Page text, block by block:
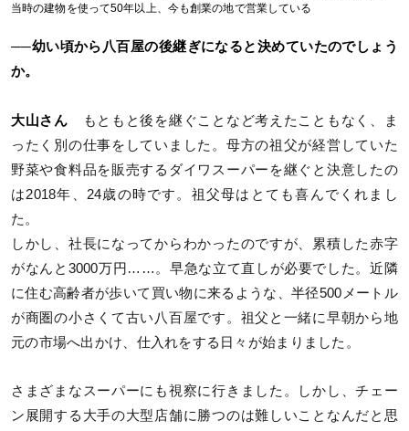
当時の建物を使って50年以上、今も創業の地で営業している
──幼い頃から八百屋の後継ぎになると決めていたのでしょう
か。
大山さん もともと後を継ぐことなど考えたこともなく、ま
ったく別の仕事をしていました。母方の祖父が経営していた
野菜や食料品を販売するダイワスーパーを継ぐと決意したの
は2018年、24歳の時です。祖父母はとても喜んでくれまし
た。
しかし、社長になってからわかったのですが、累積した赤字
がなんと3000万円……。早急な立て直しが必要でした。近隣
に住む高齢者が歩いて買い物に来るような、半径500メートル
が商圏の小さくて古い八百屋です。祖父と一緒に早朝から地
元の市場へ出かけ、仕入れをする日々が始まりました。
さまざまなスーパーにも視察に行きました。しかし、チェー
ン展開する大手の大型店舗に勝つのは難しいことなんだと思